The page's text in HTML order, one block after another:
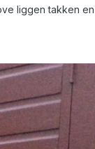
liggen takken